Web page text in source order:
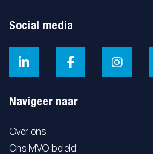
Social media
Navigeer naar
Over ons
Ons MVO beleid